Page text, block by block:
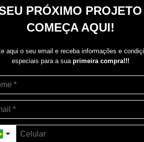
PRÓXIMO PROJETO
COMEÇA AQUI!
aqui o seu email e receba informações e
especiais para a sua primeira compra!!!
e Desbaste-Dupla Aplicação
Aço
Latão